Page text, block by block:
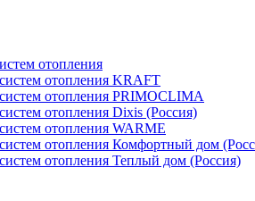
отопления
отопления KRAFT
отопления PRIMOCLIMA
отопления Dixis (Россия)
отопления WARME
отопления Комфортный дом
отопления Теплый дом (Россия)